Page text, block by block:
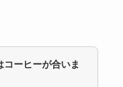
ーヒーが合いま